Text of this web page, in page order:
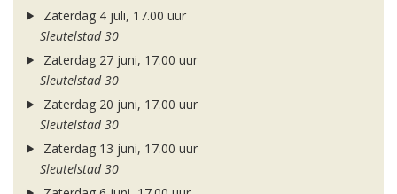
Zaterdag 4 juli, 17.00 uur
Sleutelstad 30
Zaterdag 27 juni, 17.00 uur
Sleutelstad 30
Zaterdag 20 juni, 17.00 uur
Sleutelstad 30
Zaterdag 13 juni, 17.00 uur
Sleutelstad 30